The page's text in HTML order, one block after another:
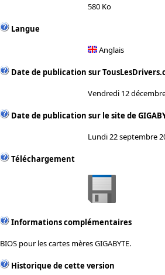
580 Ko
Langue
Anglais
Date de publication sur
Vendredi 12
Date de publication sur le site de
Lundi 22 septembre
Téléchargement
Informations complémentaires
BIOS pour les cartes mères GIGABYTE.
Historique de cette version